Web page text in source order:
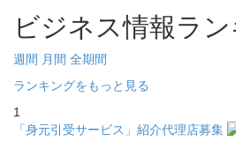
ビジネス情報ラ
週間 月間 全期間
ランキングをもっと見る
1
「身元引受サービス」紹介代理店募集